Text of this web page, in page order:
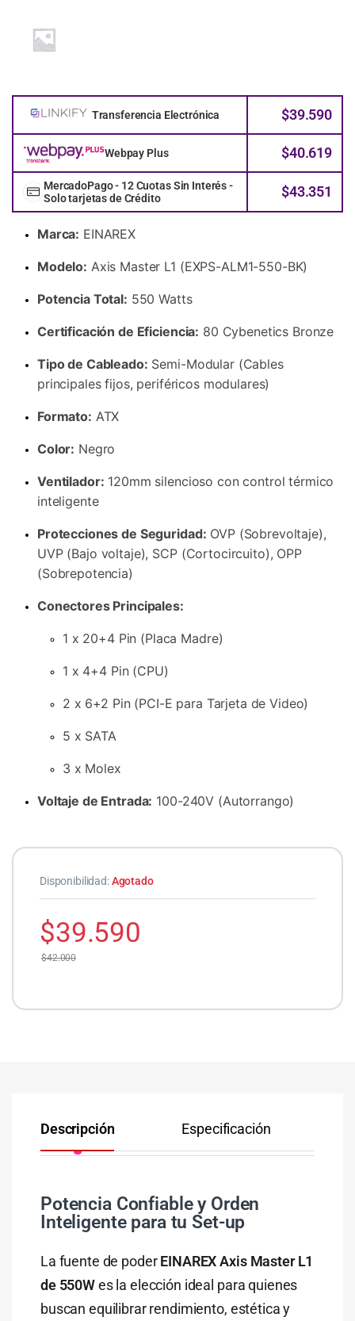
Transferencia Electrónica $39.590
Webpay Plus $40.619
MercadoPago - 12 Cuotas Sin Interés -
Solo tarjetas de Crédito
$43.351
Marca: EINAREX
Modelo: Axis Master L1 (EXPS-ALM1-550-BK)
Potencia Total: 550 Watts
Certificación de Eficiencia: 80 Cybenetics Bronze
Tipo de Cableado: Semi-Modular (Cables
principales fijos, periféricos modulares)
Formato: ATX
Color: Negro
Ventilador: 120mm silencioso con control térmico
inteligente
Protecciones de Seguridad: OVP (Sobrevoltaje),
UVP (Bajo voltaje), SCP (Cortocircuito), OPP
(Sobrepotencia)
Conectores Principales:
1 x 20+4 Pin (Placa Madre)
1 x 4+4 Pin (CPU)
2 x 6+2 Pin (PCI-E para Tarjeta de Video)
5 x SATA
3 x Molex
Voltaje de Entrada: 100-240V (Autorrango)
Disponibilidad:Agotado
$39.590
$42.000
Descripción Especificación
Potencia Confiable y Orden
Inteligente para tu Set-up
La fuente de poderEINAREX Axis Master L1
de 550Wes la elección ideal para quienes
buscan equilibrar rendimiento, estética y